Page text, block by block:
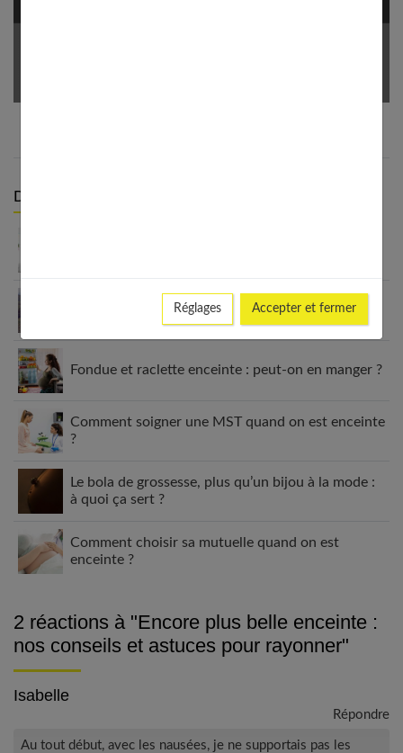
Derniers articles :
Un incontournable de votre garde-robe de
grossesse : la robe bohème
Fondue et raclette enceinte : peut-on en manger ?
Comment soigner une MST quand on est enceinte
?
Le bola de grossesse, plus qu’un bijou à la mode :
à quoi ça sert ?
Comment choisir sa mutuelle quand on est
enceinte ?
2 réactions à "Encore plus belle enceinte :
nos conseils et astuces pour rayonner"
Isabelle
Répondre
Au tout début, avec les nausées, je ne supportais pas les
Réglages Accepter et fermer